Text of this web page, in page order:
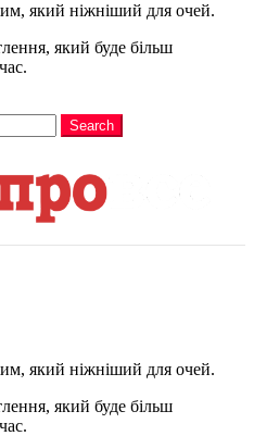
який ніжніший для очей.
який буде більш
Search
який ніжніший для очей.
який буде більш